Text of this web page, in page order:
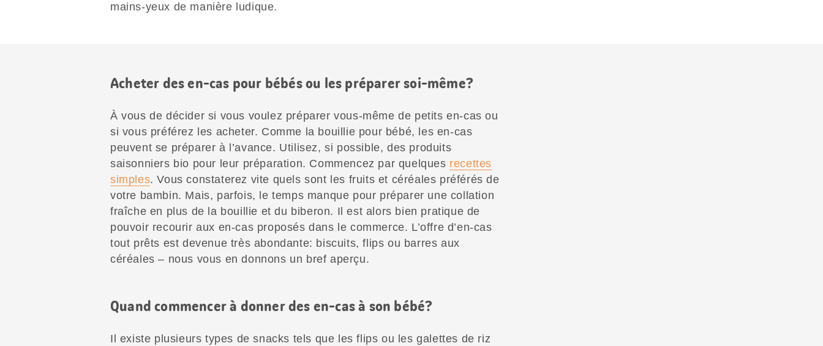
mains-yeux de manière ludique.
Acheter des en-cas pour bébés ou les préparer soi-même?
À vous de décider si vous voulez préparer vous-même de petits en-cas ou
si vous préférez les acheter. Comme la bouillie pour bébé, les en-cas
peuvent se préparer à l’avance. Utilisez, si possible, des produits
saisonniers bio pour leur préparation. Commencez par quelques recettes
simples. Vous constaterez vite quels sont les fruits et céréales préférés de
votre bambin. Mais, parfois, le temps manque pour préparer une collation
fraîche en plus de la bouillie et du biberon. Il est alors bien pratique de
pouvoir recourir aux en-cas proposés dans le commerce. L’offre d’en-cas
tout prêts est devenue très abondante: biscuits, flips ou barres aux
céréales – nous vous en donnons un bref aperçu.
Quand commencer à donner des en-cas à son bébé?
Il existe plusieurs types de snacks tels que les flips ou les galettes de riz